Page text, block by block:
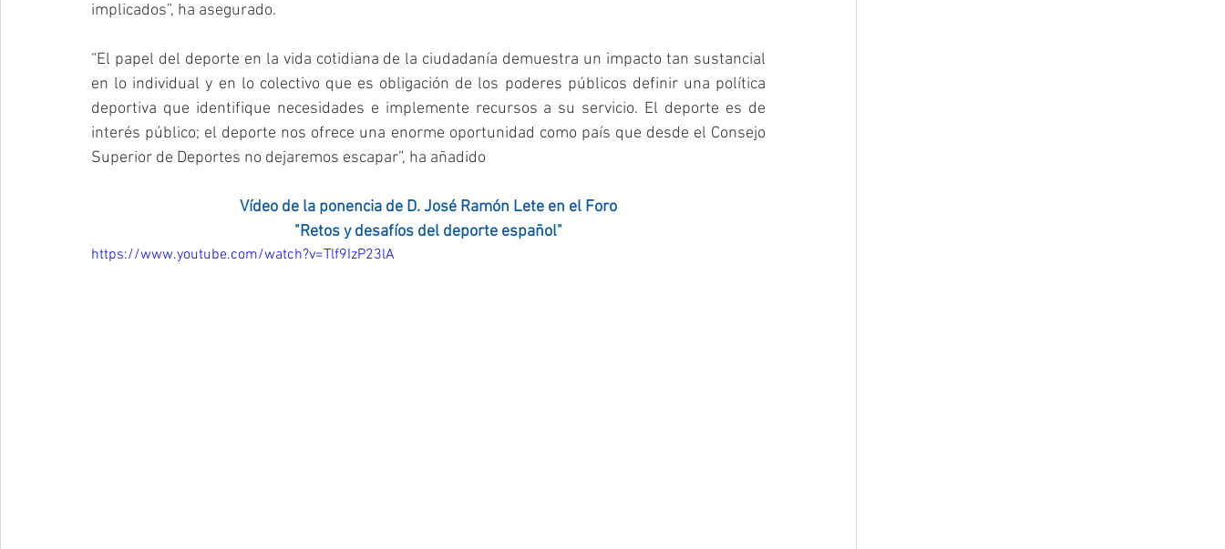
implicados”, ha asegurado.
“El papel del deporte en la vida cotidiana de la ciudadanía demuestra un impacto tan sustancial
en lo individual y en lo colectivo que es obligación de los poderes públicos definir una política
deportiva que identifique necesidades e implemente recursos a su servicio. El deporte es de
interés público; el deporte nos ofrece una enorme oportunidad como país que desde el Consejo
Superior de Deportes no dejaremos escapar”, ha añadido
Vídeo de la ponencia de D. José Ramón Lete en el Foro
"Retos y desafíos del deporte español"
https://www.youtube.com/watch?v=Tlf9IzP23lA